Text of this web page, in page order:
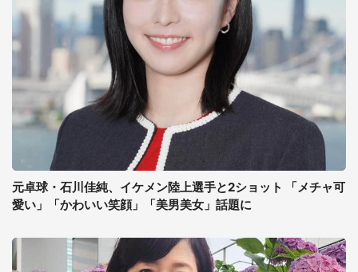
元卓球・石川佳純、イケメン陸上選手と2ショット 「メチャ可
愛い」「かわいい笑顔」「美男美女」話題に